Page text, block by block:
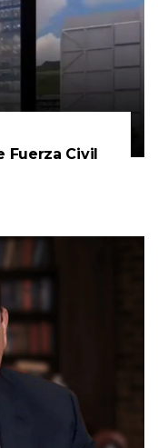
Fuerza Civil